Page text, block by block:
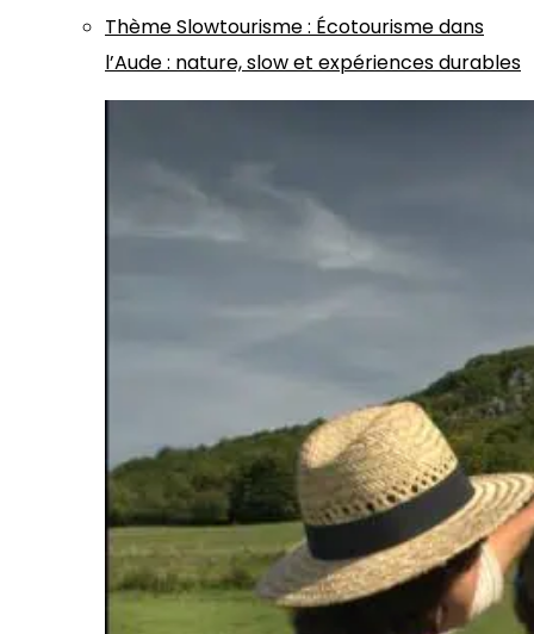
ThèmeSlowtourisme: Écotourisme dans
l’Aude : nature, slow et expériences durables